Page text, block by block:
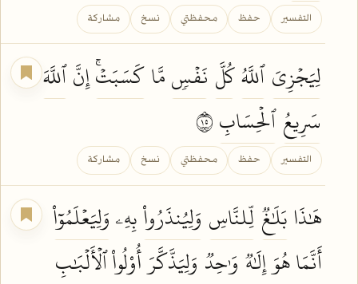
التفسير حفظ محفظتي نسخ مشاركة
لِيَجۡزِيَٱللَّهُكُلَّ نَفۡسٖمَّاكَسَبَتۡۚإِنَّٱللَّهَ
سَرِيعُٱلۡحِسَابِ
التفسير حفظ محفظتي نسخ مشاركة
هَٰذَابَلَٰغٞ لِّلنَّاسِ وَلِيُنذَرُواْبِهِۦوَلِيَعۡلَمُوٓاْ
أَنَّمَا هُوَإِلَٰهٞ وَٰحِدٞ وَلِيَذَّكَّرَأُوْلُواْٱلۡأَلۡبَٰبِ